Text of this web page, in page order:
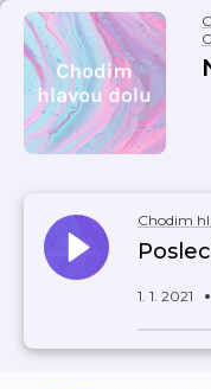
Chodim
1. 1. 2021